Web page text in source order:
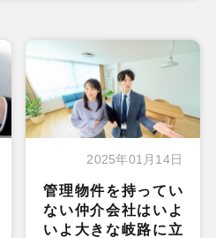
2025年01月14日
管理物件を持ってい
ない仲介会社はいよ
いよ大きな岐路に立